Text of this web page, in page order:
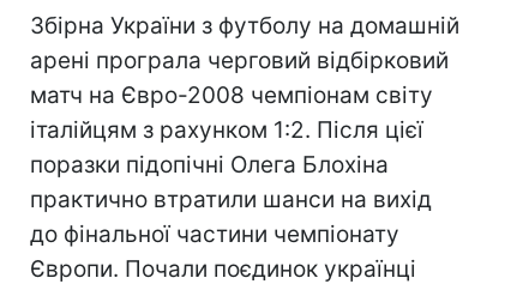
Збірна України з футболу на домашній
арені програла черговий відбірковий
матч на Євро-2008 чемпіонам світу
італійцям з рахунком 1:2. Після цієї
поразки підопічні Олега Блохіна
практично втратили шанси на вихід
до фінальної частини чемпіонату
Європи. Почали поєдинок українці